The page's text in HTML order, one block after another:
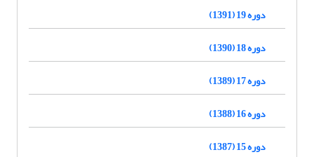
دوره 19 (1391)
دوره 18 (1390)
دوره 17 (1389)
دوره 16 (1388)
دوره 15 (1387)